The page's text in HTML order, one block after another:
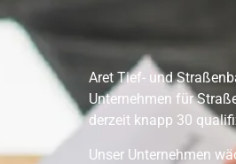
Aret Tief- und
Unternehmen für
derzeit knapp 30
Unser Unternehmen